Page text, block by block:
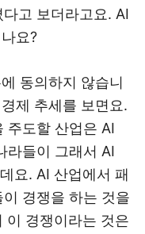
고 보더라고요. AI
요?
동의하지 않습니
제 추세를 보면요.
주도할 산업은 AI
라들이 그래서 AI
요. AI 산업에서 패
경쟁을 하는 것을
이 경쟁이라는 것은